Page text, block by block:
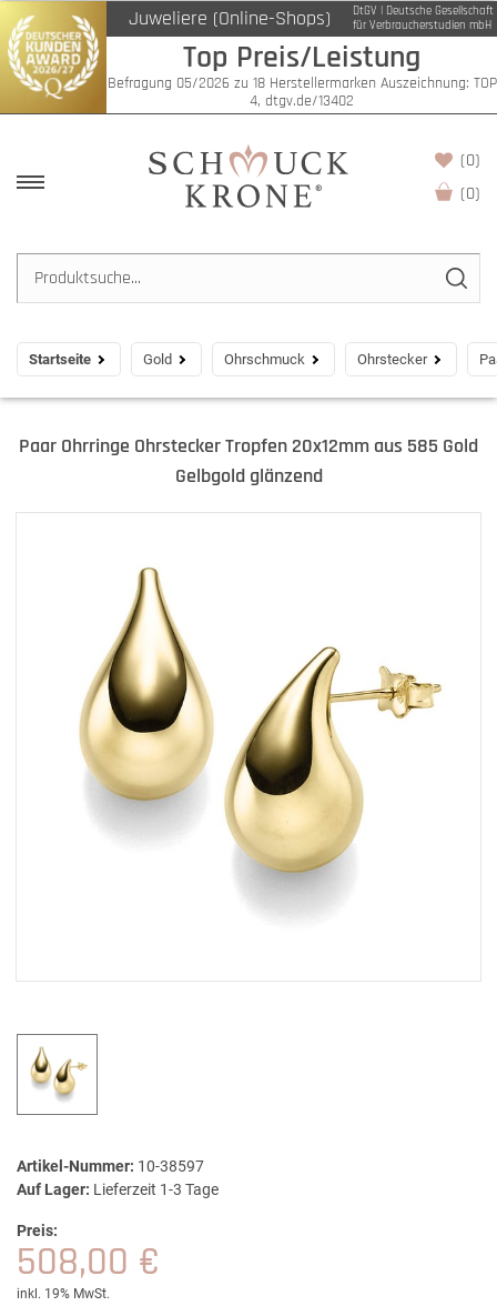
Juweliere (Online-Shops)
DtGV | Deutsche Gesellschaft
für Verbraucherstudien mbH
Top Preis/Leistung
Befragung 05/2026 zu 18 Herstellermarken Auszeichnung: TOP
4, dtgv.de/13402
(0)
(0)
Startseite Gold Ohrschmuck Ohrstecker
Paar Ohrringe Ohrstecker Tropfen 20x12mm aus 585 Gold
Gelbgold glänzend
Artikel-Nummer: 10-38597
Auf Lager: Lieferzeit 1-3 Tage
Preis:
508,00 €
inkl. 19% MwSt.